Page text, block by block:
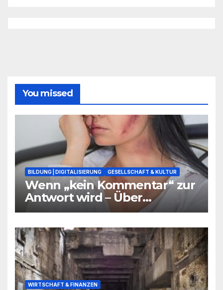
You missed
BILDUNG | DIGITALISIERUNG GESELLSCHAFT & KULTUR
Wenn „kein Kommentar“ zur
Antwort wird – Über
Warnsignale aus Schulen, die
WIRTSCHAFT & FINANZEN